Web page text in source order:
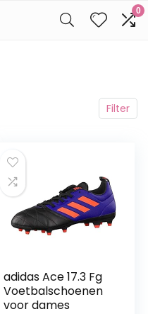
0
Filter
adidas Ace 17.3 Fg
Voetbalschoenen
voor dames